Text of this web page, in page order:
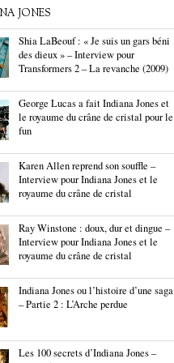
JONES
Shia LaBeouf : « Je suis un gars béni
des dieux » – Interview pour
Transformers 2 – La revanche (2009)
George Lucas a fait Indiana Jones et
le royaume du crâne de cristal pour le
fun
Karen Allen reprend son souffle –
Interview pour Indiana Jones et le
royaume du crâne de cristal
Ray Winstone : doux, dur et dingue –
Interview pour Indiana Jones et le
royaume du crâne de cristal
Indiana Jones ou l’histoire d’une saga
– Partie 2 : L’Arche perdue
Les 100 secrets d’Indiana Jones –